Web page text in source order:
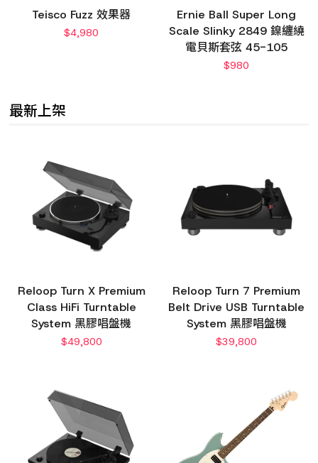
Teisco Fuzz 效果器
$4,980
Ernie Ball Super Long
Scale Slinky 2849 鎳纏繞
電貝斯套弦 45-105
$980
最新上架
Reloop Turn X Premium
Class HiFi Turntable
System 黑膠唱盤機
$49,800
Reloop Turn 7 Premium
Belt Drive USB Turntable
System 黑膠唱盤機
$39,800